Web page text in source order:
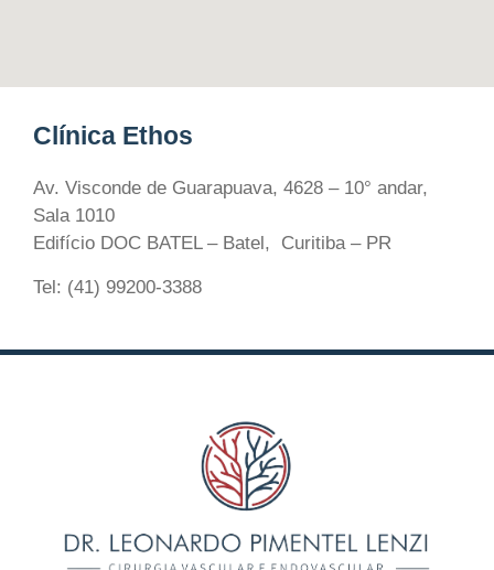
Clínica Ethos
Av. Visconde de Guarapuava, 4628 – 10° andar,
Sala 1010
Edifício DOC BATEL – Batel, Curitiba – PR
Tel: (41) 99200-3388